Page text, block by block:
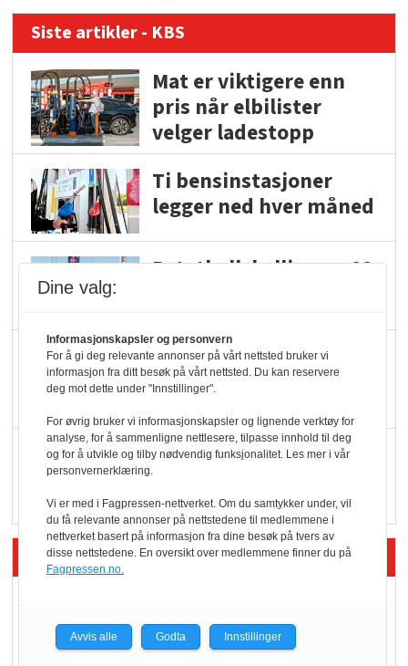
Siste artikler - KBS
Mat er viktigere enn
pris når elbilister
velger ladestopp
Ti bensinstasjoner
legger ned hver måned
Potetball, kylling og 98
KBS-bransjen i
endring: Stadig større
Vokser med ferdigmat
i dagligvare
Siste artikler - Butikk i praksis
dundrer videre
Dine valg:
Informasjonskapsler og personvern
For å gi deg relevante annonser på vårt nettsted bruker vi
informasjon fra ditt besøk på vårt nettsted. Du kan reservere
deg mot dette under "Innstillinger".
For øvrig bruker vi informasjonskapsler og lignende verktøy for
analyse, for å sammenligne nettlesere, tilpasse innhold til deg
og for å utvikle og tilby nødvendig funksjonalitet. Les mer i vår
personvernerklæring.
Vi er med i Fagpressen-nettverket. Om du samtykker under, vil
du få relevante annonser på nettstedene til medlemmene i
nettverket basert på informasjon fra dine besøk på tvers av
disse nettstedene. En oversikt over medlemmene finner du på
Fagpressen.no.
Avvis alle Godta Innstillinger